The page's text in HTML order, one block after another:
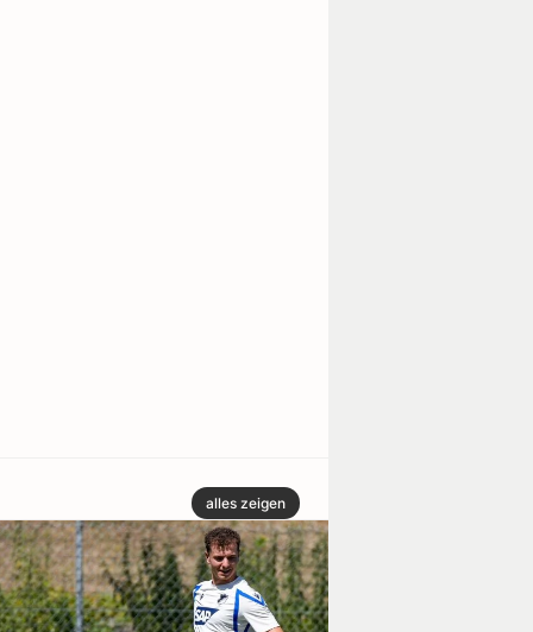
alles zeigen